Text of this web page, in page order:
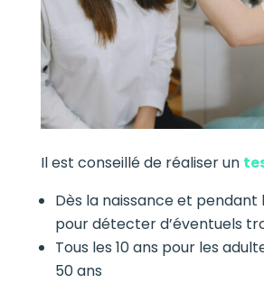
Il est conseillé de réaliser un
Dès la naissance et pendant
pour détecter d’éventuels
Tous les 10 ans pour les
50 ans